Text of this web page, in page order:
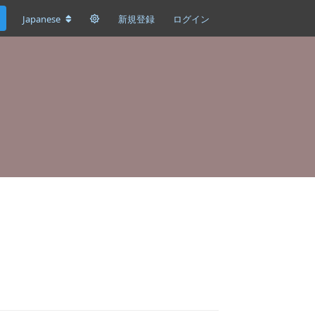
Japanese 新規登録 ログイン